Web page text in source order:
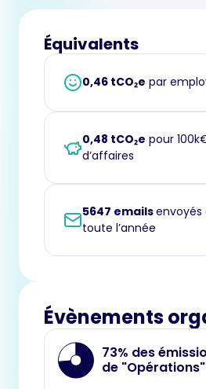
Équivalents
0,46 tCO₂e par
0,48 tCO₂e pour
d’affaires
5647 emailsenvoyés
toute l’année
Évènements
73% des
de "Opérations"